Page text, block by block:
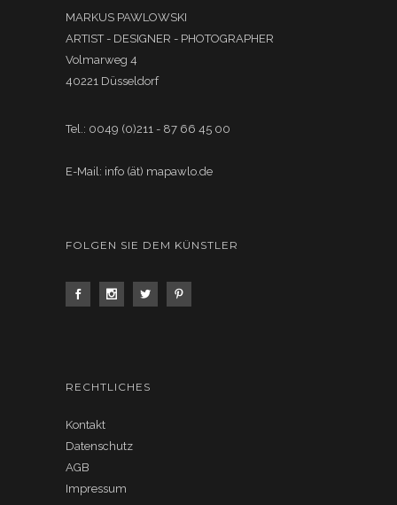
MARKUS PAWLOWSKI
ARTIST - DESIGNER - PHOTOGRAPHER
Volmarweg 4
40221 Düsseldorf
Tel.: 0049 (0)211 - 87 66 45 00
E-Mail: info (ät) mapawlo.de
FOLGEN SIE DEM KÜNSTLER
RECHTLICHES
Kontakt
Datenschutz
AGB
Impressum